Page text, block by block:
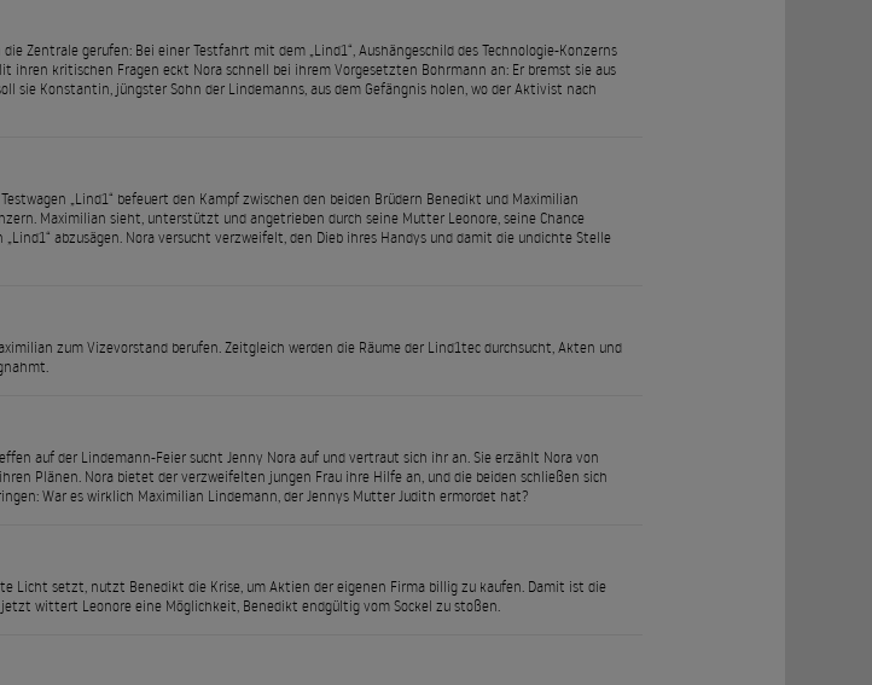
Zentrale gerufen: Bei einer Testfahrt mit dem „Lind1“, Aushängeschild des Technologie-Konzerns
ihren kritischen Fragen eckt Nora schnell bei ihrem Vorgesetzten Bohrmann an: Er bremst sie aus
sie Konstantin, jüngster Sohn der Lindemanns, aus dem Gefängnis holen, wo der Aktivist nach
„Lind1“ befeuert den Kampf zwischen den beiden Brüdern Benedikt und Maximilian
Maximilian sieht, unterstützt und angetrieben durch seine Mutter Leonore, seine Chance
abzusägen. Nora versucht verzweifelt, den Dieb ihres Handys und damit die undichte Stelle
zum Vizevorstand berufen. Zeitgleich werden die Räume der Lind1tec durchsucht, Akten und
auf der Lindemann-Feier sucht Jenny Nora auf und vertraut sich ihr an. Sie erzählt Nora von
Plänen. Nora bietet der verzweifelten jungen Frau ihre Hilfe an, und die beiden schließen sich
War es wirklich Maximilian Lindemann, der Jennys Mutter Judith ermordet hat?
Licht setzt, nutzt Benedikt die Krise, um Aktien der eigenen Firma billig zu kaufen. Damit ist die
wittert Leonore eine Möglichkeit, Benedikt endgültig vom Sockel zu stoßen.